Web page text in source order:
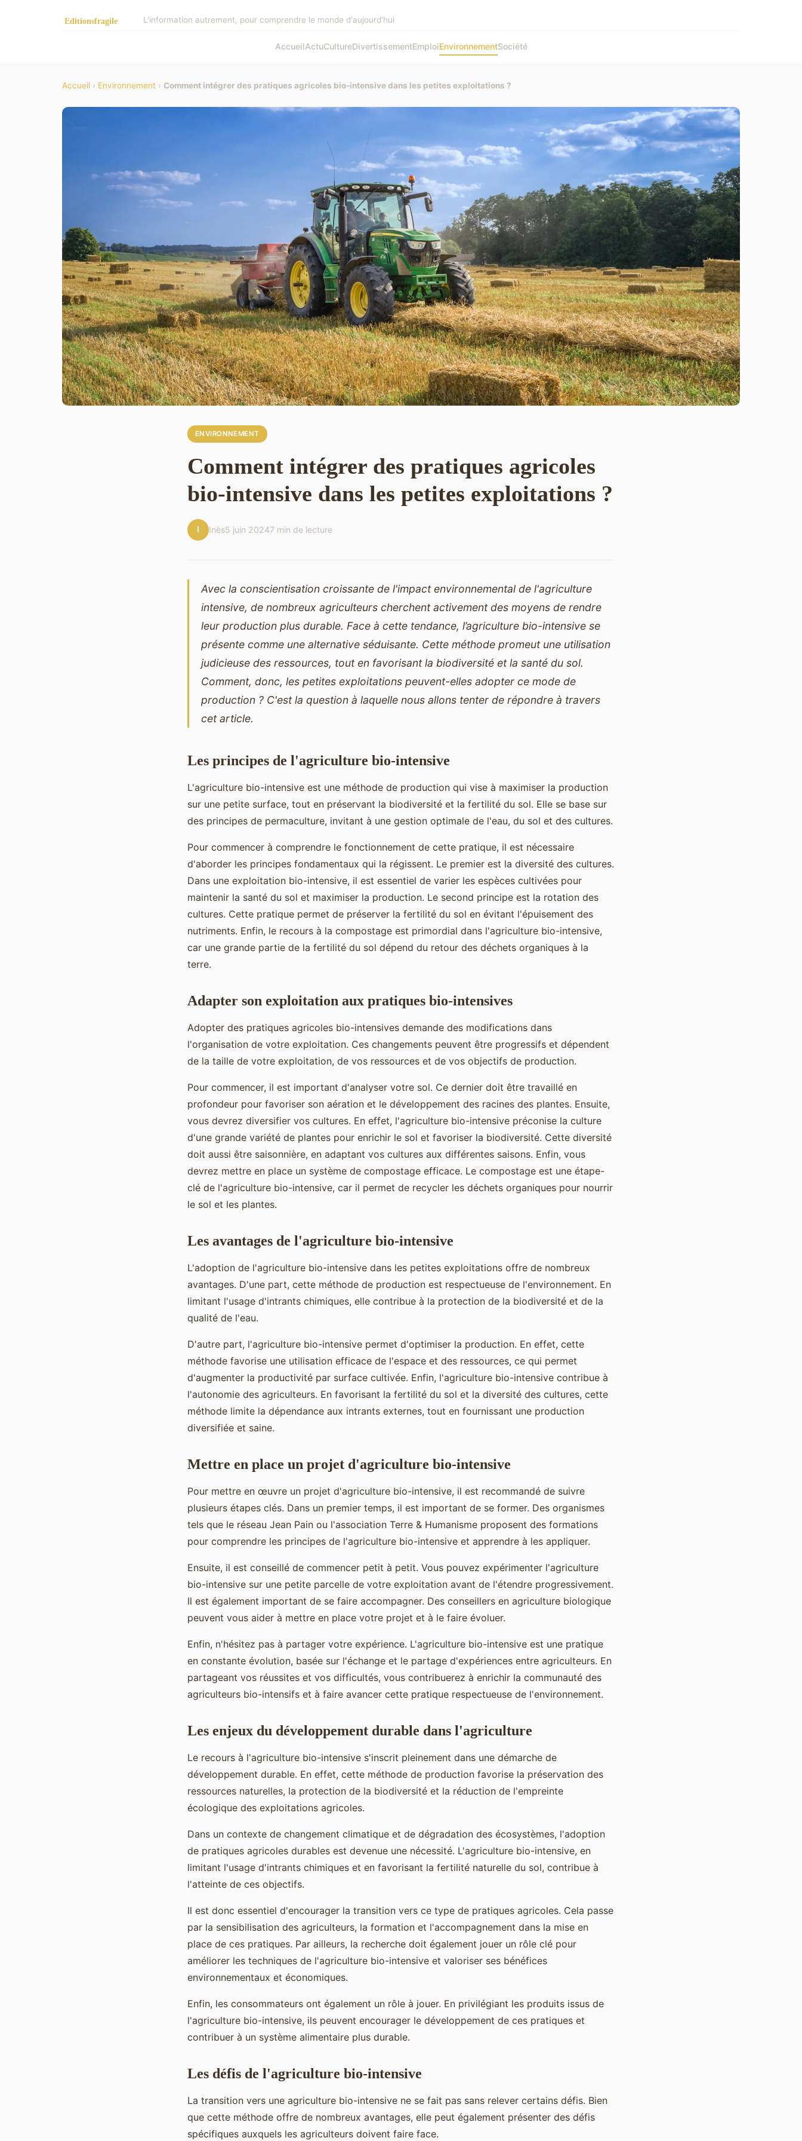
L'information autrement, pour comprendre le monde d'aujourd'hui
AccueilActuCultureDivertissementEmploiEnvironnementSociété
Accueil › Environnement › Comment intégrer des pratiques agricoles bio-intensive dans les petites exploitations ?
ENVIRONNEMENT
Comment intégrer des pratiques agricoles
bio-intensive dans les petites exploitations ?
I Inès5 juin 20247 min de lecture
Avec la conscientisation croissante de l'impact environnemental de l'agriculture
intensive, de nombreux agriculteurs cherchent activement des moyens de rendre
leur production plus durable. Face à cette tendance, l’agriculture bio-intensive se
présente comme une alternative séduisante. Cette méthode promeut une utilisation
judicieuse des ressources, tout en favorisant la biodiversité et la santé du sol.
Comment, donc, les petites exploitations peuvent-elles adopter ce mode de
production ? C'est la question à laquelle nous allons tenter de répondre à travers
cet article.
Les principes de l'agriculture bio-intensive
L'agriculture bio-intensive est une méthode de production qui vise à maximiser la production
sur une petite surface, tout en préservant la biodiversité et la fertilité du sol. Elle se base sur
des principes de permaculture, invitant à une gestion optimale de l'eau, du sol et des cultures.
Pour commencer à comprendre le fonctionnement de cette pratique, il est nécessaire
d'aborder les principes fondamentaux qui la régissent. Le premier est la diversité des cultures.
Dans une exploitation bio-intensive, il est essentiel de varier les espèces cultivées pour
maintenir la santé du sol et maximiser la production. Le second principe est la rotation des
cultures. Cette pratique permet de préserver la fertilité du sol en évitant l'épuisement des
nutriments. Enfin, le recours à la compostage est primordial dans l'agriculture bio-intensive,
car une grande partie de la fertilité du sol dépend du retour des déchets organiques à la
terre.
Adapter son exploitation aux pratiques bio-intensives
Adopter des pratiques agricoles bio-intensives demande des modifications dans
l'organisation de votre exploitation. Ces changements peuvent être progressifs et dépendent
de la taille de votre exploitation, de vos ressources et de vos objectifs de production.
Pour commencer, il est important d'analyser votre sol. Ce dernier doit être travaillé en
profondeur pour favoriser son aération et le développement des racines des plantes. Ensuite,
vous devrez diversifier vos cultures. En effet, l'agriculture bio-intensive préconise la culture
d'une grande variété de plantes pour enrichir le sol et favoriser la biodiversité. Cette diversité
doit aussi être saisonnière, en adaptant vos cultures aux différentes saisons. Enfin, vous
devrez mettre en place un système de compostage efficace. Le compostage est une étape-
clé de l'agriculture bio-intensive, car il permet de recycler les déchets organiques pour nourrir
le sol et les plantes.
Les avantages de l'agriculture bio-intensive
L'adoption de l'agriculture bio-intensive dans les petites exploitations offre de nombreux
avantages. D'une part, cette méthode de production est respectueuse de l'environnement. En
limitant l'usage d'intrants chimiques, elle contribue à la protection de la biodiversité et de la
qualité de l'eau.
D'autre part, l'agriculture bio-intensive permet d'optimiser la production. En effet, cette
méthode favorise une utilisation efficace de l'espace et des ressources, ce qui permet
d'augmenter la productivité par surface cultivée. Enfin, l'agriculture bio-intensive contribue à
l'autonomie des agriculteurs. En favorisant la fertilité du sol et la diversité des cultures, cette
méthode limite la dépendance aux intrants externes, tout en fournissant une production
diversifiée et saine.
Mettre en place un projet d'agriculture bio-intensive
Pour mettre en œuvre un projet d'agriculture bio-intensive, il est recommandé de suivre
plusieurs étapes clés. Dans un premier temps, il est important de se former. Des organismes
tels que le réseau Jean Pain ou l'association Terre & Humanisme proposent des formations
pour comprendre les principes de l'agriculture bio-intensive et apprendre à les appliquer.
Ensuite, il est conseillé de commencer petit à petit. Vous pouvez expérimenter l'agriculture
bio-intensive sur une petite parcelle de votre exploitation avant de l'étendre progressivement.
Il est également important de se faire accompagner. Des conseillers en agriculture biologique
peuvent vous aider à mettre en place votre projet et à le faire évoluer.
Enfin, n'hésitez pas à partager votre expérience. L'agriculture bio-intensive est une pratique
en constante évolution, basée sur l'échange et le partage d'expériences entre agriculteurs. En
partageant vos réussites et vos difficultés, vous contribuerez à enrichir la communauté des
agriculteurs bio-intensifs et à faire avancer cette pratique respectueuse de l'environnement.
Les enjeux du développement durable dans l'agriculture
Le recours à l'agriculture bio-intensive s'inscrit pleinement dans une démarche de
développement durable. En effet, cette méthode de production favorise la préservation des
ressources naturelles, la protection de la biodiversité et la réduction de l'empreinte
écologique des exploitations agricoles.
Dans un contexte de changement climatique et de dégradation des écosystèmes, l'adoption
de pratiques agricoles durables est devenue une nécessité. L'agriculture bio-intensive, en
limitant l'usage d'intrants chimiques et en favorisant la fertilité naturelle du sol, contribue à
l'atteinte de ces objectifs.
Il est donc essentiel d'encourager la transition vers ce type de pratiques agricoles. Cela passe
par la sensibilisation des agriculteurs, la formation et l'accompagnement dans la mise en
place de ces pratiques. Par ailleurs, la recherche doit également jouer un rôle clé pour
améliorer les techniques de l'agriculture bio-intensive et valoriser ses bénéfices
environnementaux et économiques.
Enfin, les consommateurs ont également un rôle à jouer. En privilégiant les produits issus de
l'agriculture bio-intensive, ils peuvent encourager le développement de ces pratiques et
contribuer à un système alimentaire plus durable.
Les défis de l'agriculture bio-intensive
La transition vers une agriculture bio-intensive ne se fait pas sans relever certains défis. Bien
que cette méthode offre de nombreux avantages, elle peut également présenter des défis
spécifiques auxquels les agriculteurs doivent faire face.